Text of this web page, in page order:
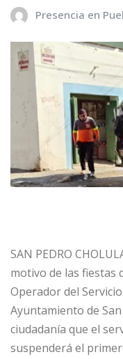
Presencia en
SAN PEDRO
motivo de las fiestas
Operador del
Ayuntamiento de
ciudadanía que el
suspenderá el